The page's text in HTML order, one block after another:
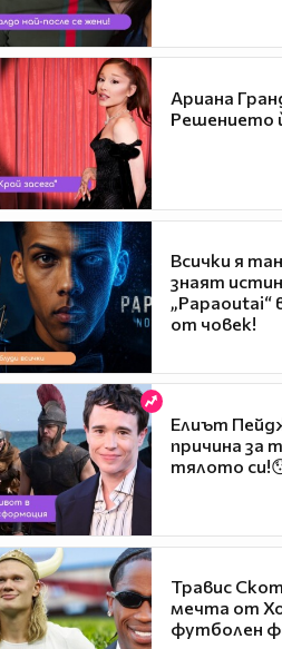
Ариана
Решението
Всички я
знаят
„Papaoutai“
от човек!
Елиът
причина за
тялото
Травис
мечта от
футболен